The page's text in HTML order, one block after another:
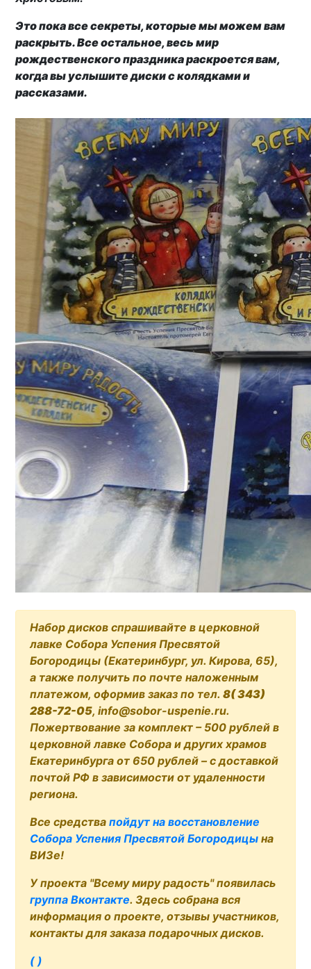
Это пока все секреты, которые мы можем вам
раскрыть. Все остальное, весь мир
рождественского праздника раскроется вам,
когда вы услышите диски с колядками и
рассказами.
Набор дисков спрашивайте в церковной
лавке Собора Успения Пресвятой
Богородицы (Екатеринбург, ул. Кирова, 65),
а также получить по почте наложенным
платежом, оформив заказ по тел.8( 343)
288-72-05, info@sobor-uspenie.ru.
Пожертвование за комплект – 500 рублей в
церковной лавке Собора и других храмов
Екатеринбурга от 650 рублей – с доставкой
почтой РФ в зависимости от удаленности
региона.
Все средствапойдут на восстановление
Собора Успения Пресвятой Богородицы на
ВИЗе!
У проекта "Всему миру радость" появилась
группа Вконтакте. Здесь собрана вся
информация о проекте, отзывы участников,
контакты для заказа подарочных дисков.
( )